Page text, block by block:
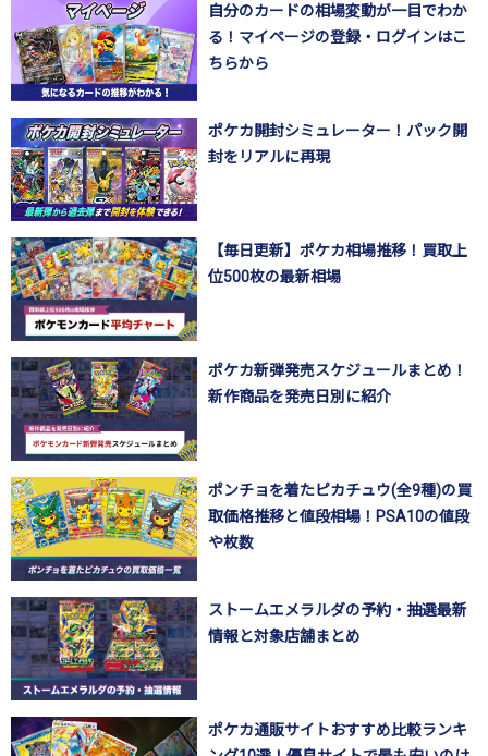
自分のカードの相場変動が一目でわか
る！マイページの登録・ログインはこ
ちらから
ポケカ開封シミュレーター！パック開
封をリアルに再現
【毎日更新】ポケカ相場推移！買取上
位500枚の最新相場
ポケカ新弾発売スケジュールまとめ！
新作商品を発売日別に紹介
ポンチョを着たピカチュウ(全9種)の買
取価格推移と値段相場！PSA10の値段
や枚数
ストームエメラルダの予約・抽選最新
情報と対象店舗まとめ
ポケカ通販サイトおすすめ比較ランキ